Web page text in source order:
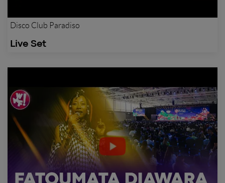
Disco Club Paradiso
Live Set